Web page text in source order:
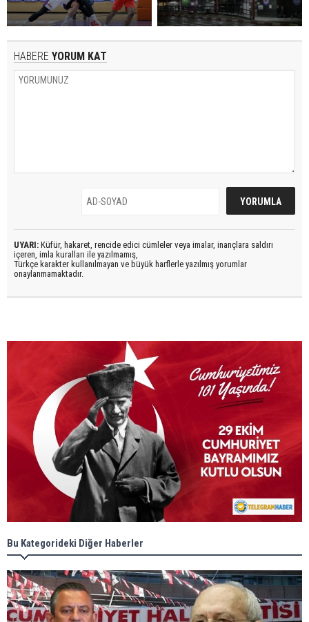
HABERE YORUM KAT
UYARI: Küfür, hakaret, rencide edici cümleler veya imalar, inançlara saldırı
içeren, imla kuralları ile yazılmamış,
Türkçe karakter kullanılmayan ve büyük harflerle yazılmış yorumlar
onaylanmamaktadır.
Bu Kategorideki Diğer Haberler